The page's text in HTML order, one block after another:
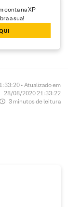
conta na XP
a sua!
• Atualizado em
28/08/2020 21:33:22
3 minutos de leitura